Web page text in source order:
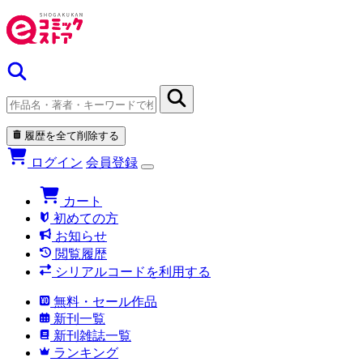
履歴を全て削除する
ログイン 会員登録
カート
初めての方
お知らせ
閲覧履歴
シリアルコードを利用する
無料・セール作品
新刊一覧
新刊雑誌一覧
ランキング